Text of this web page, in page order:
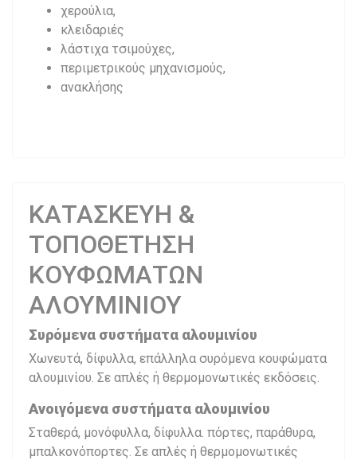
χερούλια,
κλειδαριές
λάστιχα τσιμούχες,
περιμετρικούς μηχανισμούς,
ανακλήσης
ΚΑΤΑΣΚΕΥΗ &
ΤΟΠΟΘΕΤΗΣΗ
ΚΟΥΦΩΜΑΤΩΝ
ΑΛΟΥΜΙΝΙΟΥ
Συρόμενα συστήματα αλουμινίου
Χωνευτά, δίφυλλα, επάλληλα συρόμενα κουφώματα
αλουμινίου. Σε απλές ή θερμομονωτικές εκδόσεις.
Ανοιγόμενα συστήματα αλουμινίου
Σταθερά, μονόφυλλα, δίφυλλα. πόρτες, παράθυρα,
μπαλκονόπορτες. Σε απλές ή θερμομονωτικές